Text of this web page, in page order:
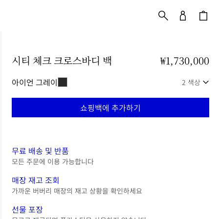
시티 체크 크로스바디 백 가격 ₩1,730,000₩1,730,000
아이언 그레이 2 색상
쇼핑백에 추가하기
무료 배송 및 반품
모든 주문에 이용 가능합니다
매장 재고 조회
가까운 버버리 매장의 재고 상황을 확인하세요
선물 포장